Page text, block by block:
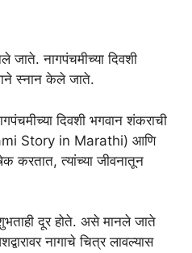
जाते. नागपंचमीच्या दिवशी
स्नान केले जाते.
दिवशी भगवान शंकराची
Story in Marathi) आणि
करतात, त्यांच्या जीवनातून
दूर होते. असे मानले जाते
नागाचे चित्र लावल्यास